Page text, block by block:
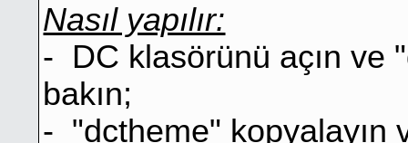
Nasıl yapılır:
- DC klasörünü açın ve
bakın;
- "dctheme" kopyalayın